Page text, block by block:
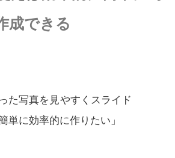
成できる
た写真を見やすくスライド
単に効率的に作りたい」